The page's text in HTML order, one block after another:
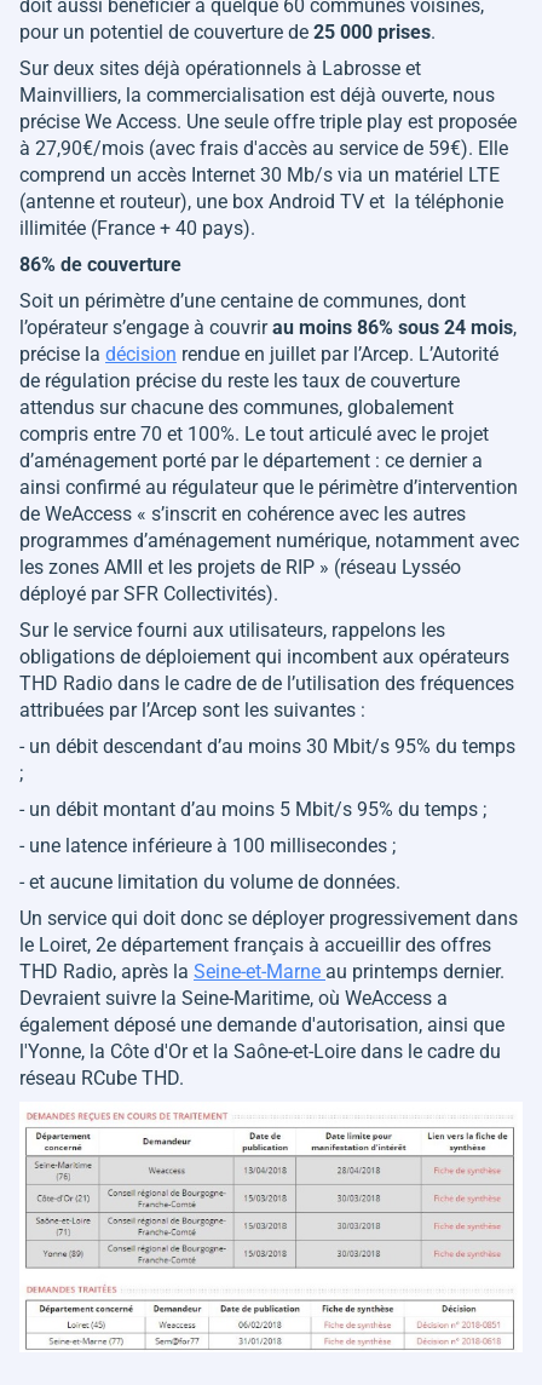
doit aussi bénéficier à quelque 60 communes voisines,
pour un potentiel de couverture de 25 000 prises.
Sur deux sites déjà opérationnels à Labrosse et
Mainvilliers, la commercialisation est déjà ouverte, nous
précise We Access. Une seule offre triple play est proposée
à 27,90€/mois (avec frais d'accès au service de 59€). Elle
comprend un accès Internet 30 Mb/s via un matériel LTE
(antenne et routeur), une box Android TV et la téléphonie
illimitée (France + 40 pays).
86% de couverture
Soit un périmètre d’une centaine de communes, dont
l’opérateur s’engage à couvrirau moins 86% sous 24 mois,
précise la décision rendue en juillet par l’Arcep. L’Autorité
de régulation précise du reste les taux de couverture
attendus sur chacune des communes, globalement
compris entre 70 et 100%. Le tout articulé avec le projet
d’aménagement porté par le département : ce dernier a
ainsi confirmé au régulateur que le périmètre d’intervention
de WeAccess « s’inscrit en cohérence avec les autres
programmes d’aménagement numérique, notamment avec
les zones AMII et les projets de RIP » (réseau Lysséo
déployé par SFR Collectivités).
Sur le service fourni aux utilisateurs, rappelons les
obligations de déploiement qui incombent aux opérateurs
THD Radio dans le cadre de de l’utilisation des fréquences
attribuées par l’Arcep sont les suivantes :
- un débit descendant d’au moins 30 Mbit/s 95% du temps
;
- un débit montant d’au moins 5 Mbit/s 95% du temps ;
- une latence inférieure à 100 millisecondes ;
- et aucune limitation du volume de données.
Un service qui doit donc se déployer progressivement dans
le Loiret, 2e département français à accueillir des offres
THD Radio, après la Seine-et-Marne au printemps dernier.
Devraient suivre la Seine-Maritime, où WeAccess a
également déposé une demande d'autorisation, ainsi que
l'Yonne, la Côte d'Or et la Saône-et-Loire dans le cadre du
réseau RCube THD.